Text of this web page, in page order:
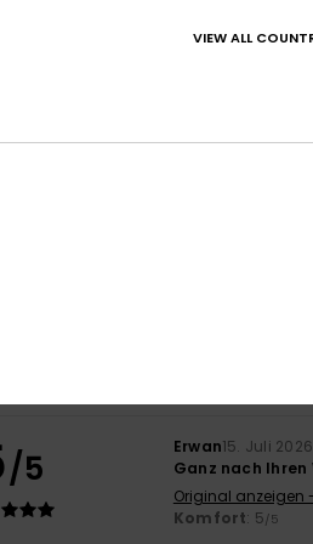
/5 Erwan15. Juli 2026
Ganz nach Ihren
Original anzeigen
Komfort: 5/5
VIEW ALL